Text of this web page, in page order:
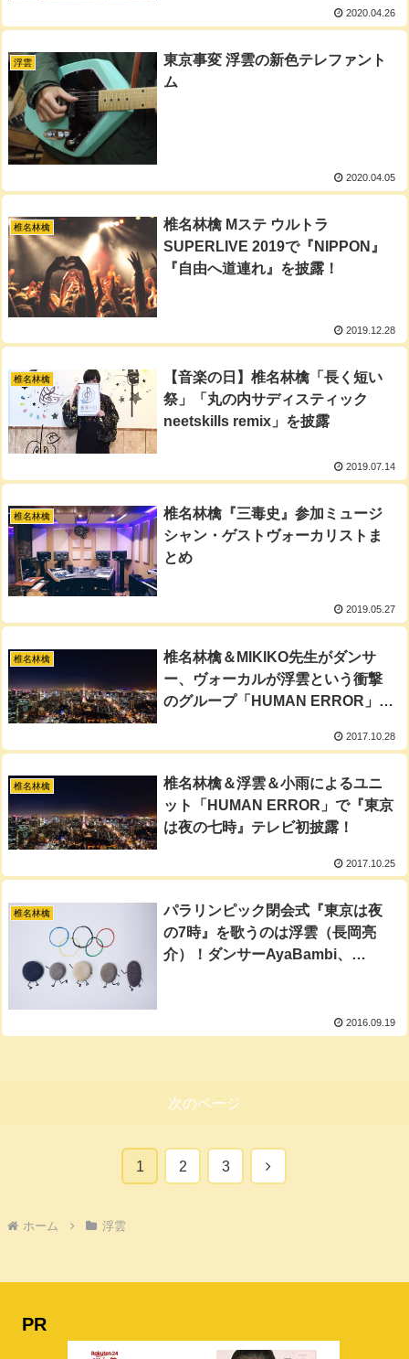
2020.04.26
浮雲
東京事変 浮雲の新色テレファント
ム
2020.04.05
椎名林檎
椎名林檎 Mステ ウルトラ
SUPERLIVE 2019で『NIPPON』
『自由へ道連れ』を披露！
2019.12.28
椎名林檎
【音楽の日】椎名林檎「長く短い
祭」「丸の内サディスティック
neetskills remix」を披露
2019.07.14
椎名林檎
椎名林檎『三毒史』参加ミュージ
シャン・ゲストヴォーカリストま
とめ
2019.05.27
椎名林檎
椎名林檎＆MIKIKO先生がダンサ
ー、ヴォーカルが浮雲という衝撃
のグループ「HUMAN ERROR」が
2017.10.28
椎名林檎
椎名林檎＆浮雲＆小雨によるユニ
ット「HUMAN ERROR」で『東京
は夜の七時』テレビ初披露！
2017.10.25
椎名林檎
パラリンピック閉会式『東京は夜
の7時』を歌うのは浮雲（長岡亮
介）！ダンサーAyaBambi、
2016.09.19
次のページ
1 2 3 次
ホーム 浮雲
PR